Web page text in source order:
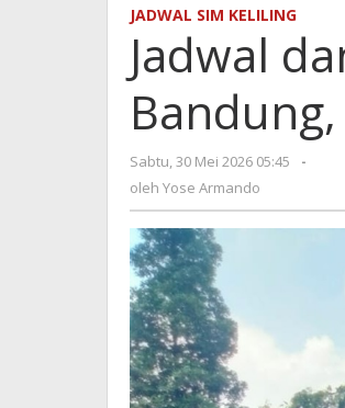
Kota
30
JADWAL SIM KELILING
Jadwal
Sabtu, 30 Mei 2026 05:45
oleh
-
oleh Yose Armando